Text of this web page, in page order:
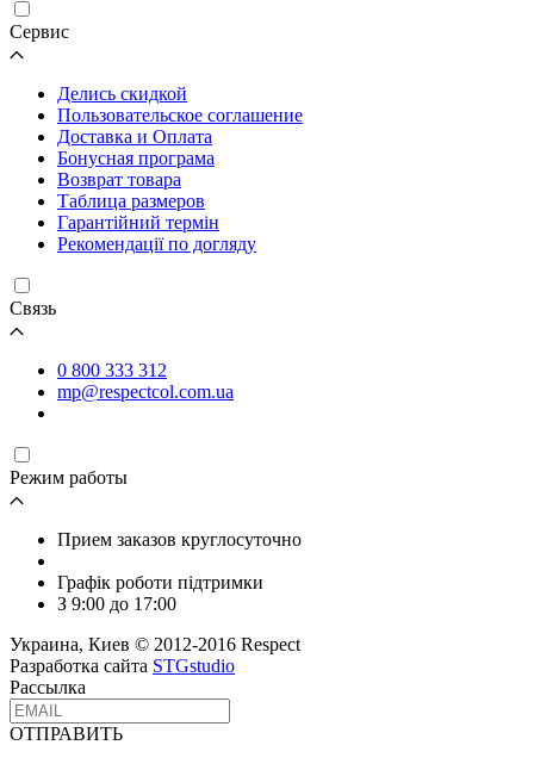
Cервис
Делись скидкой
Пользовательское соглашение
Доставка и Оплата
Бонусная програма
Возврат товара
Таблица размеров
Гарантійний термін
Рекомендації по догляду
Связь
0 800 333 312
mp@respectcol.com.ua
Режим работы
Прием заказов круглосуточно
Графік роботи підтримки
З 9:00 до 17:00
Украина, Киев © 2012-2016 Respect
Разработка сайта STGstudio
Рассылка
ОТПРАВИТЬ